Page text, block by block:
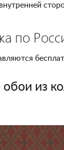
по
из